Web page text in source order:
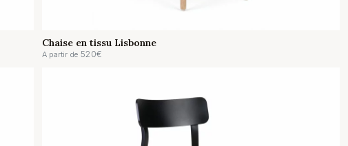
Chaise en tissu Lisbonne
A partir de 520€